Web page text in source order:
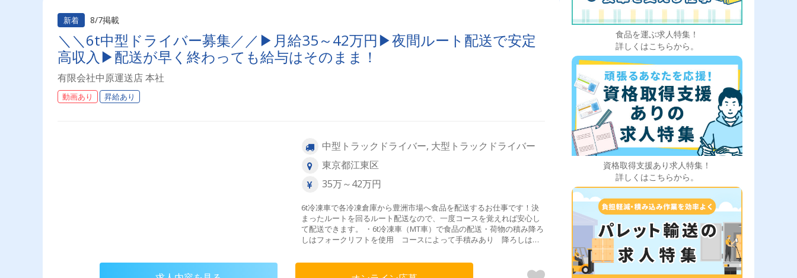
新着 8/7掲載
＼＼6t中型ドライバー募集／／▶月給35～42万円▶夜間ルート配送で安定
高収入▶配送が早く終わっても給与はそのまま！
有限会社中原運送店 本社
動画あり 昇給あり
中型トラックドライバー, 大型トラックドライバー
東京都江東区
35万～42万円
6t冷凍車で各冷凍倉庫から豊洲市場へ食品を配送するお仕事です！決
まったルートを回るルート配送なので、一度コースを覚えれば安心し
て配送できます。 ・6t冷凍車（MT車）で食品の配送・荷物の積み降ろ
しはフォークリフトを使用 コースによって手積みあり 降ろしはフ
できます【配送先】各冷凍倉庫から豊洲市場【配送件数】1日10件程
度／入社後は先輩スタッフが同乗研修で仕事の流れや配送ルートを丁
食品を運ぶ求人特集！
詳しくはこちらから。
資格取得支援あり求人特集！
詳しくはこちらから。